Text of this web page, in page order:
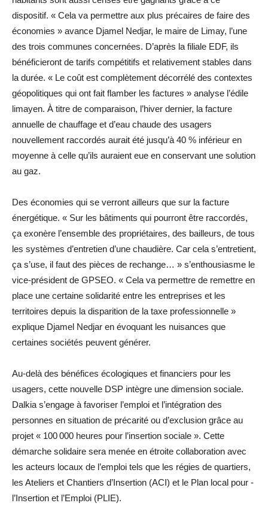
dispositif. « Cela va permettre aux plus précaires de faire des
économies » avance Djamel Nedjar, le maire de Limay, l’une
des trois communes concernées. D’après la filiale EDF, ils
bénéficieront de tarifs compétitifs et relativement stables dans
la durée. « Le coût est complètement décorrélé des contextes
géopolitiques qui ont fait flamber les factures » analyse l’édile
limayen. À titre de comparaison, l’hiver dernier, la facture
annuelle de chauffage et d’eau chaude des usagers
nouvellement raccordés aurait été jusqu’à 40 % inférieur en
moyenne à celle qu’ils auraient eue en conservant une solution
au gaz.
Des économies qui se verront ailleurs que sur la facture
énergétique. « Sur les bâtiments qui pourront être raccordés,
ça exonère l’ensemble des propriétaires, des bailleurs, de tous
les systèmes d’entretien d’une chaudière. Car cela s’entretient,
ça s’use, il faut des pièces de rechange… » s’enthousiasme le
vice-président de GPSEO. « Cela va permettre de remettre en
place une certaine solidarité entre les entreprises et les
territoires depuis la disparition de la taxe professionnelle »
explique Djamel Nedjar en évoquant les nuisances que
certaines sociétés peuvent générer.
Au-delà des bénéfices écologiques et financiers pour les
usagers, cette nouvelle DSP intègre une dimension sociale.
Dalkia s’engage à favoriser l’emploi et l’intégration des
personnes en situation de précarité ou d’exclusion grâce au
projet « 100 000 heures pour l’insertion sociale ». Cette
démarche solidaire sera menée en étroite collaboration avec
les acteurs locaux de l’emploi tels que les régies de quartiers,
les Ateliers et Chantiers d’Insertion (ACI) et le Plan local pour ­
l’Insertion et l’Emploi (PLIE).